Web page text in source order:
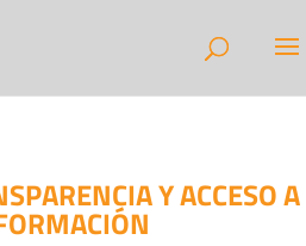
Y ACCESO A